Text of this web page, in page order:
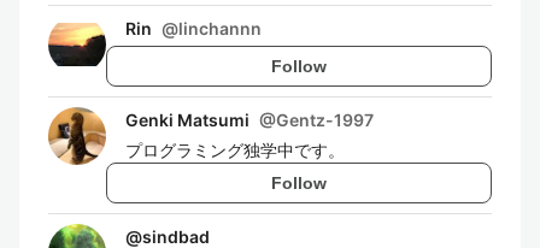
Rin @linchannn
Follow
Genki Matsumi @Gentz-1997
プログラミング独学中です。
Follow
@sindbad